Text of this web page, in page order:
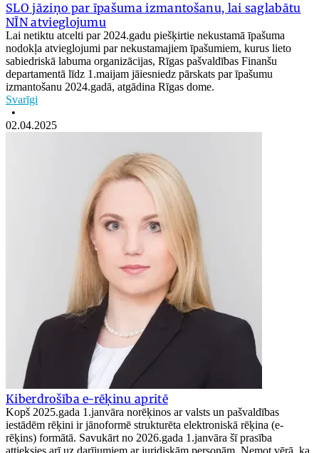
SLO jāziņo par īpašuma izmantošanu, lai saglabātu
NĪN atvieglojumu
Lai netiktu atcelti par 2024.gadu piešķirtie nekustamā īpašuma
nodokļa atvieglojumi par nekustamajiem īpašumiem, kurus lieto
sabiedriskā labuma organizācijas, Rīgas pašvaldības Finanšu
departamentā līdz 1.maijam jāiesniedz pārskats par īpašumu
izmantošanu 2024.gadā, atgādina Rīgas dome.
Svarīgi
•
02.04.2025
Kiberdrošība e-rēķinu apritē
Kopš 2025.gada 1.janvāra norēķinos ar valsts un pašvaldības
iestādēm rēķini ir jānoformē strukturēta elektroniskā rēķina (e-
rēķins) formātā. Savukārt no 2026.gada 1.janvāra šī prasība